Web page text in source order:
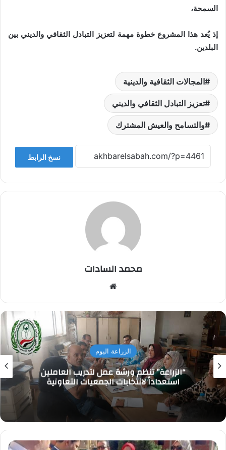
السمحة،
إذ يُعد هذا المشروع خطوة مهمة لتعزيز التبادل الثقافي والديني بين
البلدين.
المجالات الثقافية والدينية
تعزيز التبادل الثقافي والديني
والتسامح والعيش المشترك
نسخ الرابط
محمد السادات
الزراعة اليوم
“الزراعة” تنظم ورشة عمل لتدريب العاملين
استعداداً لانتخابات الجمعيات التعاونية
معاينة